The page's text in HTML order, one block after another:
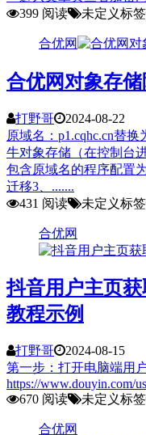
399 阅读
未定义标签
合优网
合优网对象存
打野哥
2024-08-22
原域名：p1.cqhc.cn替
牛对象存储（在控制台
包含原域名的程序配置
迁移3、.......
431 阅读
未定义标签
合优网
抖音用户主页
教程示例
打野哥
2024-08-15
第一步：打开电脑端用
https://
670 阅读
未定义标签
合优网